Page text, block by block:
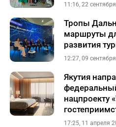
11:16, 22
Тропы
маршруты
развития
12:27, 09
Якутия
нацпроекту
17:25, 11 апреля